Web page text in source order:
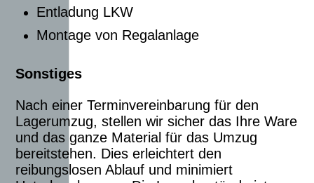
Entladung LKW
Montage von Regalanlage
Sonstiges
Nach einer Terminvereinbarung für den
Lagerumzug, stellen wir sicher das Ihre Ware
und das ganze Material für das Umzug
bereitstehen. Dies erleichtert den
reibungslosen Ablauf und minimiert